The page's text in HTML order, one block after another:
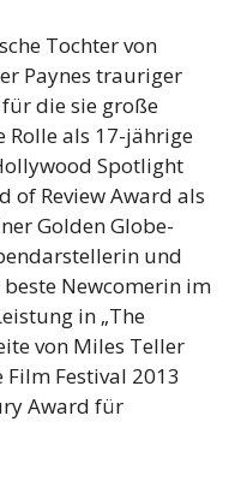
Tochter von
Paynes trauriger
die sie große
Rolle als 17-jährige
Spotlight
of Review Award als
Golden Globe-
und
Newcomerin im
in „The
von Miles Teller
Film Festival 2013
Award für